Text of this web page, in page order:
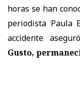
horas se han
periodista Paula
accidente
Gusto,